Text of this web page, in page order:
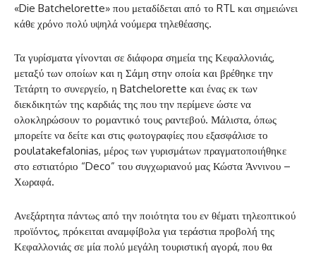
«Die Batchelorette» που μεταδίδεται από το RTL και σημειώνει
κάθε χρόνο πολύ υψηλά νούμερα τηλεθέασης.
Τα γυρίσματα γίνονται σε διάφορα σημεία της Κεφαλλονιάς,
μεταξύ των οποίων και η Σάμη στην οποία και βρέθηκε την
Τετάρτη το συνεργείο, η Batchelorette και ένας εκ των
διεκδικητών της καρδιάς της που την περίμενε ώστε να
ολοκληρώσουν το ρομαντικό τους ραντεβού. Μάλιστα, όπως
μπορείτε να δείτε και στις φωτογραφίες που εξασφάλισε το
poulatakefalonias, μέρος των γυρισμάτων πραγματοποιήθηκε
στο εστιατόριο “Deco” του συγχωριανού μας Κώστα Άννινου –
Χωραφά.
Ανεξάρτητα πάντως από την ποιότητα του εν θέματι τηλεοπτικού
προϊόντος, πρόκειται αναμφίβολα για τεράστια προβολή της
Κεφαλλονιάς σε μία πολύ μεγάλη τουριστική αγορά, που θα